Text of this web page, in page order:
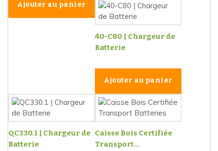
Ajouter au panier
40-C80 | Chargeur de
Batterie
Ajouter au panier
QC330.1 | Chargeur de
Batterie
Caisse Bois Certifiée
Transport...